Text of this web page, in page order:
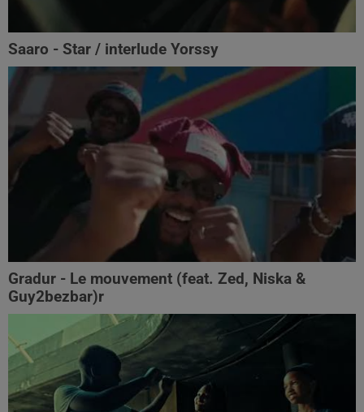
Saaro - Star / interlude Yorssy
Gradur - Le mouvement (feat. Zed, Niska &
Guy2bezbar)r